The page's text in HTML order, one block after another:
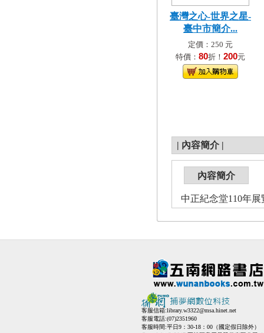
臺灣之心-世界之星-
臺中市簡介...
定價：250 元
特價： 80折！ 200元
| 內容簡介 |
內容簡介
中正紀念堂110年展
客服信箱:library.w3322@msa.hinet.net
客服電話:(07)2351960
客服時間:平日9：30-18：00（國定假日除外）